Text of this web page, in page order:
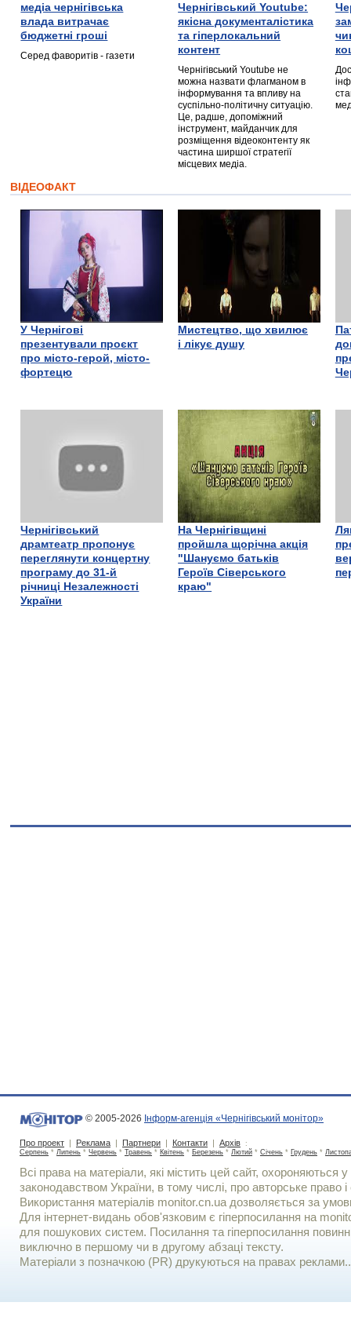
медіа чернігівська
влада витрачає
бюджетні гроші
Серед фаворитів - газети
Чернігівський Youtube:
якісна документалістика
та гіперлокальний
контент
Чернігівський Youtube не
можна назвати флагманом в
інформування та впливу на
суспільно-політичну ситуацію.
Це, радше, допоміжний
інструмент, майданчик для
розміщення відеоконтенту як
частина ширшої стратегії
місцевих медіа.
ВІДЕОФАКТ
У Чернігові
презентували проєкт
про місто-герой, місто-
фортецю
Мистецтво, що хвилює
і лікує душу
Чернігівський
драмтеатр пропонує
переглянути концертну
програму до 31-й
річниці Незалежності
України
На Чернігівщині
пройшла щорічна акція
"Шануємо батьків
Героїв Сіверського
краю"
© 2005-2026 Інформ-агенція «Чернігівський монітор»
Про проект | Реклама | Партнери | Контакти | Архів :
Серпень * Липень * Червень * Травень * Квітень * Березень * Лютий * Січень * Грудень *
Всі права на матеріали, які містить цей сайт, охороняються у
законодавством України, в тому числі, про авторське право і
Використання матерiалiв monitor.cn.ua дозволяється за
Для iнтернет-видань обов'язковим є гiперпосилання на
для пошукових систем. Посилання та гіперпосилання
виключно в першому чи в другому абзаці тексту.
Матеріали з позначкою (PR) друкуються на правах реклами..